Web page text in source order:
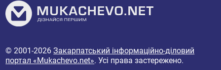
© 2001-2026Закарпатський інформаційно-діловий
портал «Mukachevo.net». Усі права застережено.